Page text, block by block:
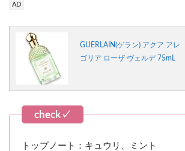
AD
GUERLAIN(ゲラン) アクア アレ
ゴリア ローザ ヴェルデ 75mL
トップノート：キュウリ、ミント